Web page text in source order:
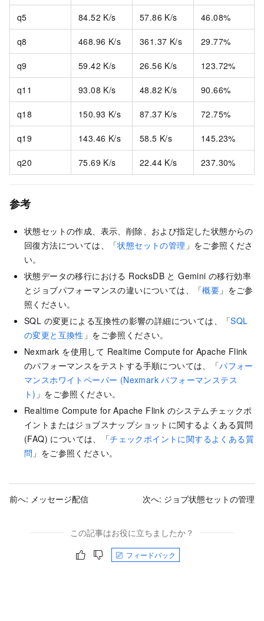
q5 84.52 K/s 57.86 K/s 46.08%
q8 468.96 K/s 361.37 K/s 29.77%
q9 59.42 K/s 26.56 K/s 123.72%
q11 93.08 K/s 48.82 K/s 90.66%
q18 150.93 K/s 87.37 K/s 72.75%
q19 143.46 K/s 58.5 K/s 145.23%
q20 75.69 K/s 22.44 K/s 237.30%
参考
状態セットの作成、表示、削除、および指定した状態からの
回復方法については、「状態セットの管理 」をご参照くださ
い。
状態データの移行における RocksDB と Gemini の移行効率
とジョブパフォーマンスの違いについては、「概要 」をご参
照ください。
SQL の変更による互換性の影響の詳細については、「SQL
の変更と互換性 」をご参照ください。
Nexmark を使用して Realtime Compute for Apache Flink
のパフォーマンスをテストする手順については、「パフォー
マンスホワイトペーパー (Nexmark パフォーマンステス
ト) 」をご参照ください。
Realtime Compute for Apache Flink のシステムチェックポ
イントまたはジョブスナップショットに関するよくある質問
(FAQ) については、「チェックポイントに関するよくある質
問 」をご参照ください。
前へ: メッセージ配信 次へ: ジョブ状態セットの管理
この記事はお役に立ちましたか？
フィードバック